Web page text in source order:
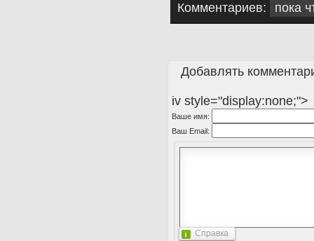
Комментариев: пока
Добавлять
iv style="display:none;">
Ваше имя:
Ваш Email:
Справка